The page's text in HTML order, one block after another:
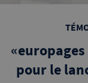
pour le